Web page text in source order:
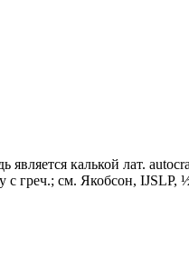
калькой лат.
с греч.; см. Якобсон,